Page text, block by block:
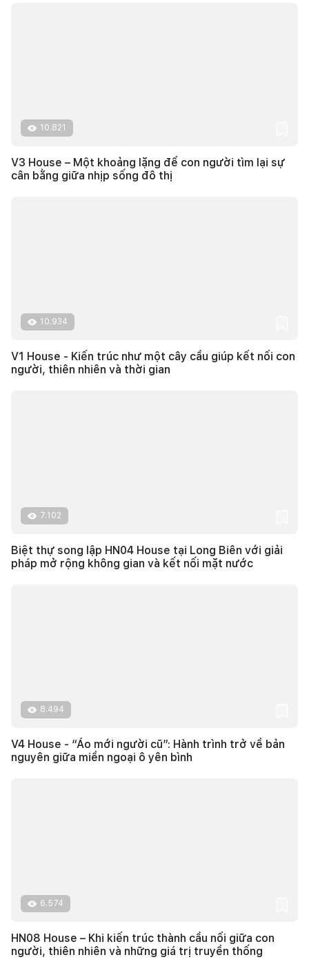
10.821
V3 House – Một khoảng lặng để con người tìm lại sự
cân bằng giữa nhịp sống đô thị
10.934
V1 House - Kiến trúc như một cây cầu giúp kết nối con
người, thiên nhiên và thời gian
7.102
Biệt thự song lập HN04 House tại Long Biên với giải
pháp mở rộng không gian và kết nối mặt nước
8.494
V4 House - “Áo mới người cũ”: Hành trình trở về bản
nguyên giữa miền ngoại ô yên bình
6.574
HN08 House – Khi kiến trúc thành cầu nối giữa con
người, thiên nhiên và những giá trị truyền thống